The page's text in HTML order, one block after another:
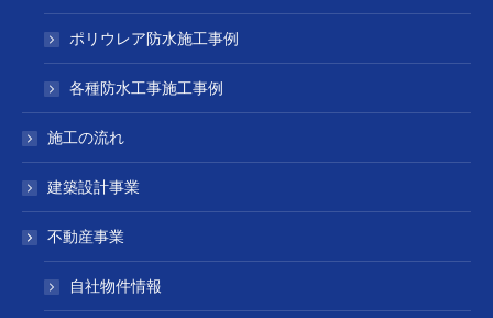
ポリウレア防水施工事例
各種防水工事施工事例
施工の流れ
建築設計事業
不動産事業
自社物件情報